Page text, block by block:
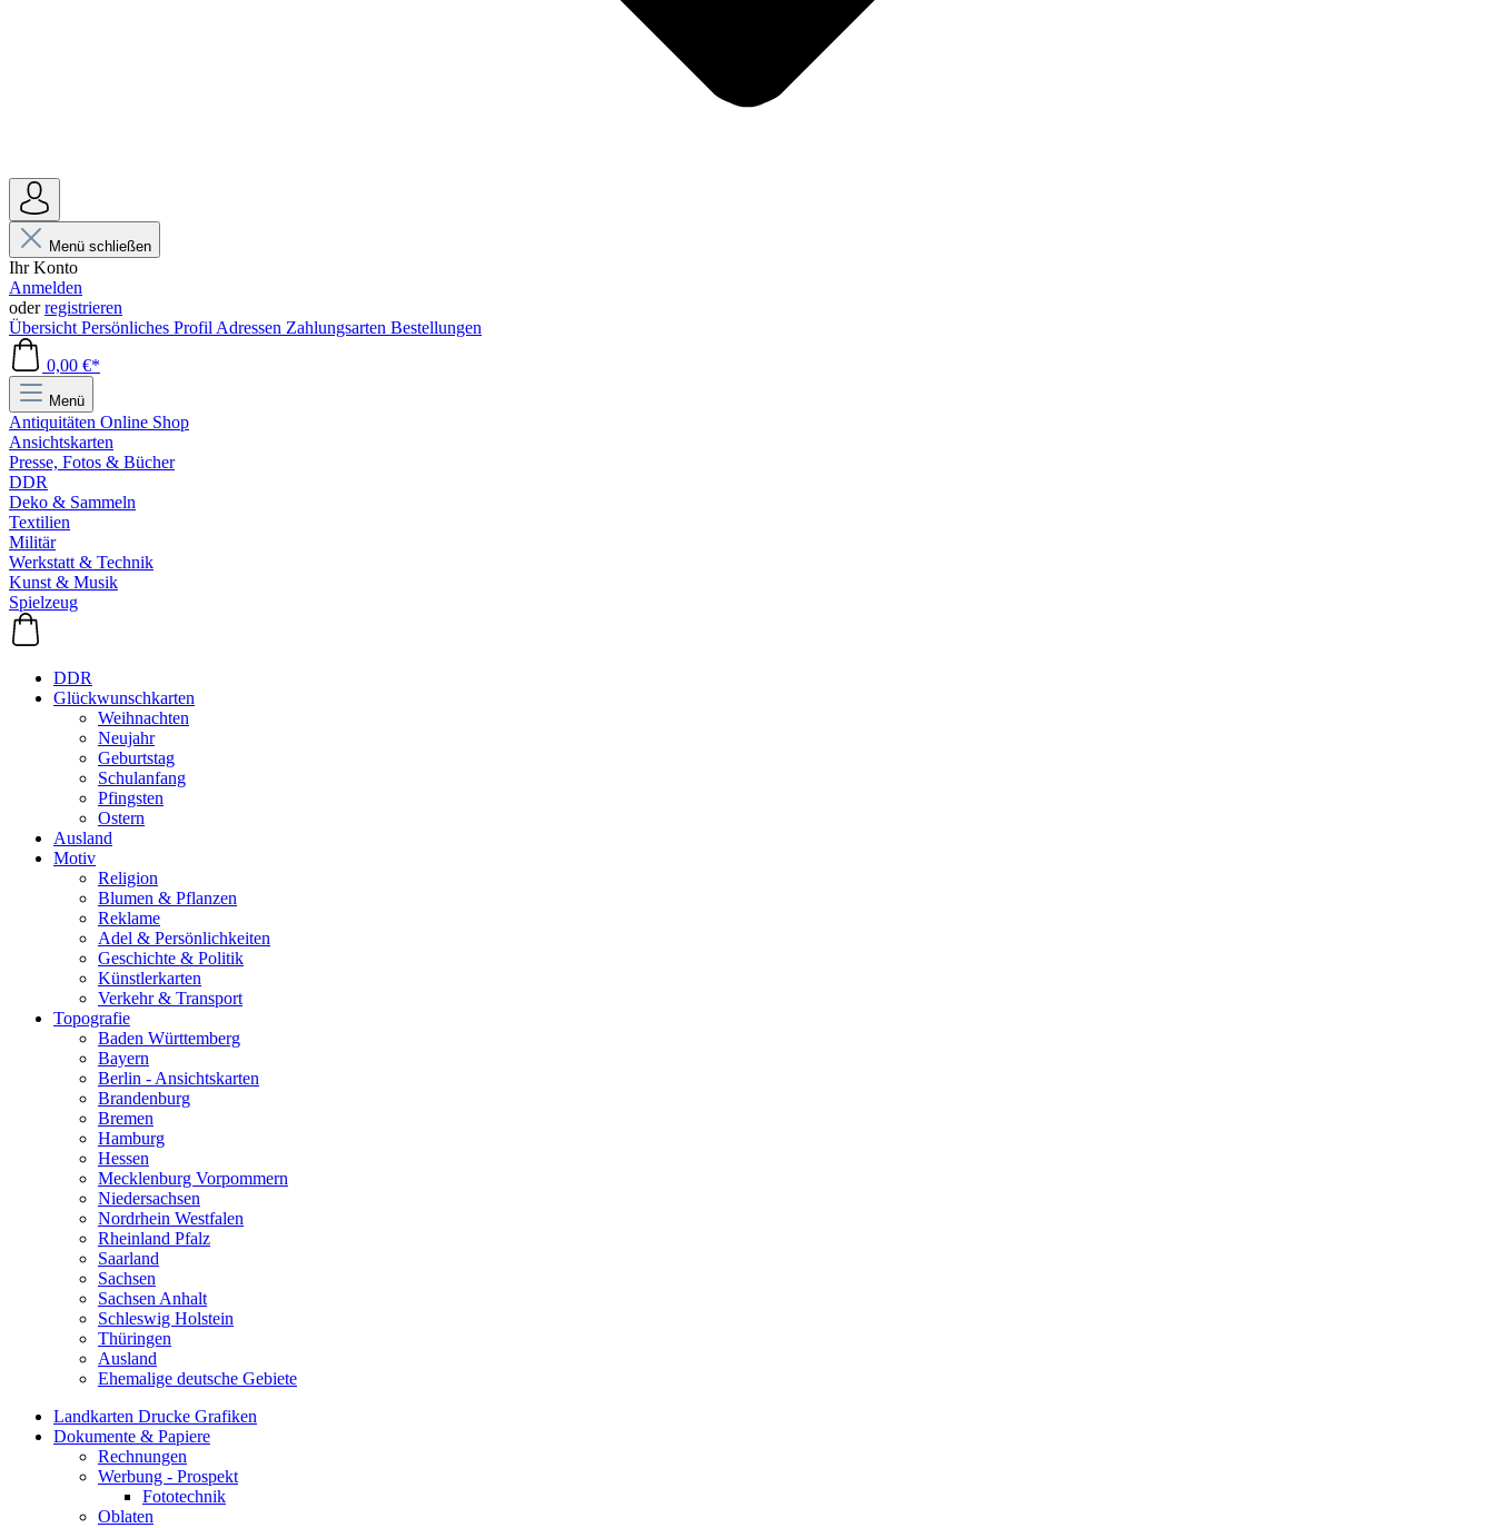
Menü schließen
Ihr Konto
Anmelden
oderregistrieren
Übersicht Persönliches Profil Adressen Zahlungsarten Bestellungen
0,00 €*
Menü
Antiquitäten Online Shop
Ansichtskarten
Presse, Fotos & Bücher
DDR
Deko & Sammeln
Textilien
Militär
Werkstatt & Technik
Kunst & Musik
Spielzeug
DDR
Glückwunschkarten
Weihnachten
Neujahr
Geburtstag
Schulanfang
Pfingsten
Ostern
Ausland
Motiv
Religion
Blumen & Pflanzen
Reklame
Adel & Persönlichkeiten
Geschichte & Politik
Künstlerkarten
Verkehr & Transport
Topografie
Baden Württemberg
Bayern
Berlin - Ansichtskarten
Brandenburg
Bremen
Hamburg
Hessen
Mecklenburg Vorpommern
Niedersachsen
Nordrhein Westfalen
Rheinland Pfalz
Saarland
Sachsen
Sachsen Anhalt
Schleswig Holstein
Thüringen
Ausland
Ehemalige deutsche Gebiete
Landkarten Drucke Grafiken
Dokumente & Papiere
Rechnungen
Werbung - Prospekt
Fototechnik
Oblaten